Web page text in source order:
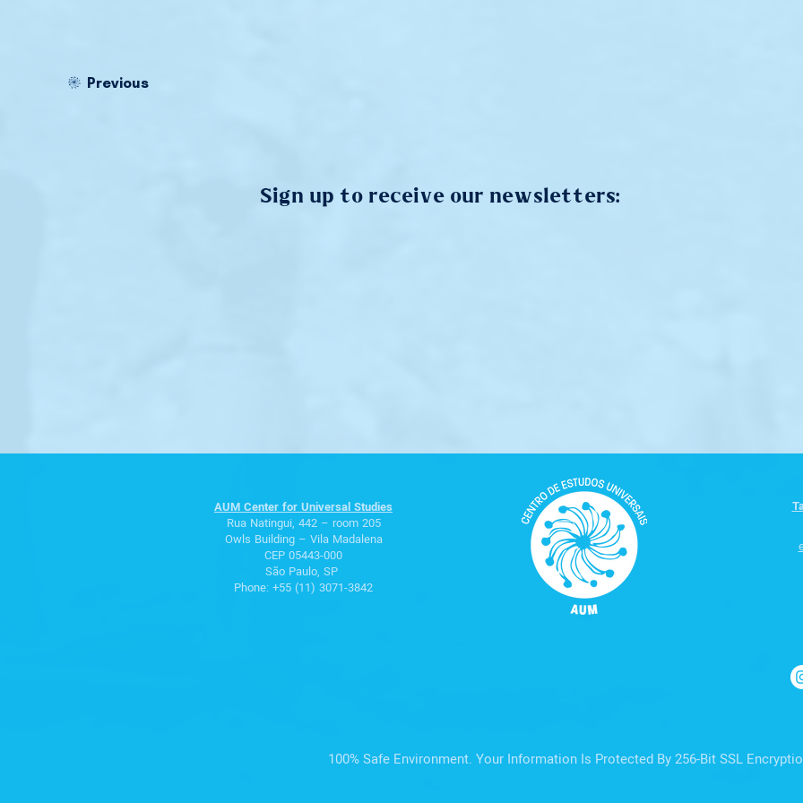
Previous
Sign up to receive our newsletters:
AUM Center for Universal Studies
Rua Natingui, 442 – room 205
Owls Building – Vila Madalena
CEP 05443-000
São Paulo, SP
Phone: +55 (11) 3071-3842
100% Safe Environment. Your Information Is Protected By 256-Bit SSL